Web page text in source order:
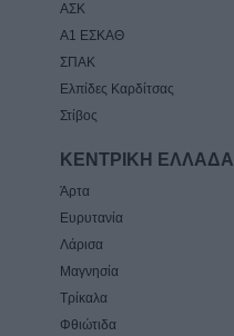
ΑΣΚ
Α1 ΕΣΚΑΘ
ΣΠΑΚ
Ελπίδες Καρδίτσας
Στίβος
ΚΕΝΤΡΙΚΗ ΕΛΛΑΔΑ
Άρτα
Ευρυτανία
Λάρισα
Μαγνησία
Τρίκαλα
Φθιώτιδα